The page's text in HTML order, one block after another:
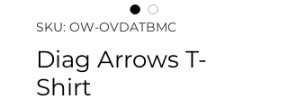
SKU: OW-OVDATBMC
Diag Arrows T-
Shirt